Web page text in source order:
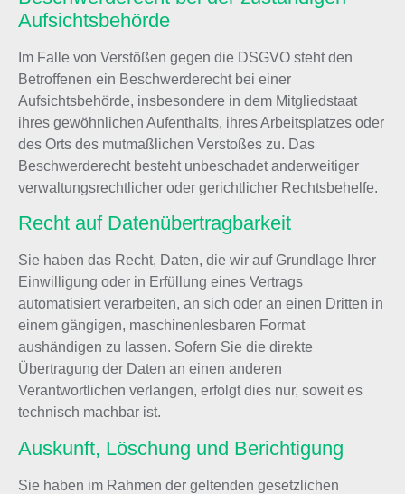
Aufsichts­behörde
Im Falle von Verstößen gegen die DSGVO steht den
Betroffenen ein Beschwerderecht bei einer
Aufsichtsbehörde, insbesondere in dem Mitgliedstaat
ihres gewöhnlichen Aufenthalts, ihres Arbeitsplatzes oder
des Orts des mutmaßlichen Verstoßes zu. Das
Beschwerderecht besteht unbeschadet anderweitiger
verwaltungsrechtlicher oder gerichtlicher Rechtsbehelfe.
Recht auf Daten­übertrag­barkeit
Sie haben das Recht, Daten, die wir auf Grundlage Ihrer
Einwilligung oder in Erfüllung eines Vertrags
automatisiert verarbeiten, an sich oder an einen Dritten in
einem gängigen, maschinenlesbaren Format
aushändigen zu lassen. Sofern Sie die direkte
Übertragung der Daten an einen anderen
Verantwortlichen verlangen, erfolgt dies nur, soweit es
technisch machbar ist.
Auskunft, Löschung und Berichtigung
Sie haben im Rahmen der geltenden gesetzlichen